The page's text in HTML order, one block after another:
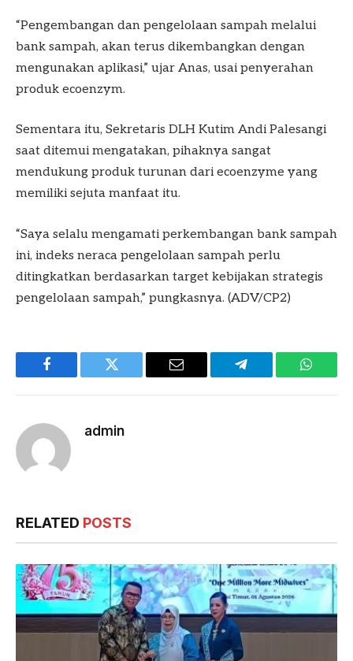
“Pengembangan dan pengelolaan sampah melalui
bank sampah, akan terus dikembangkan dengan
mengunakan aplikasi,” ujar Anas, usai penyerahan
produk ecoenzym.
Sementara itu, Sekretaris DLH Kutim Andi Palesangi
saat ditemui mengatakan, pihaknya sangat
mendukung produk turunan dari ecoenzyme yang
memiliki sejuta manfaat itu.
“Saya selalu mengamati perkembangan bank sampah
ini, indeks neraca pengelolaan sampah perlu
ditingkatkan berdasarkan target kebijakan strategis
pengelolaan sampah,” pungkasnya. (ADV/CP2)
Facebook Twitter Email Telegram
admin
RELATED POSTS